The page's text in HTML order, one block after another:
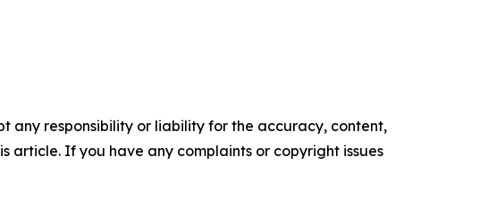
any responsibility or liability for the accuracy, content,
article. If you have any complaints or copyright issues